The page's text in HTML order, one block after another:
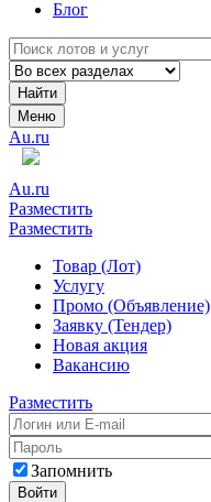
Блог
Найти
Меню
Au.ru
Au.ru
Разместить
Разместить
Товар (Лот)
Услугу
Промо (Объявление)
Заявку (Тендер)
Новая акция
Вакансию
Разместить
Запомнить
Войти